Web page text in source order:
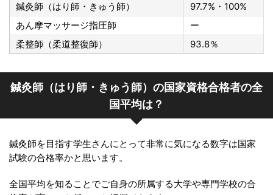
鍼灸師（はり師・きゅう師）
97.7%・100%
あん摩マッサージ指圧師
ー
柔整師（柔道整復師）
93.8％
鍼灸師（はり師・きゅう師）の国家資格合格者の全
国平均は？
鍼灸師を目指す学生さんにとって非常に気になる数字は国家
試験の合格率かと思います。
全国平均を知ることでご自身の所属する大学や専門学校の合